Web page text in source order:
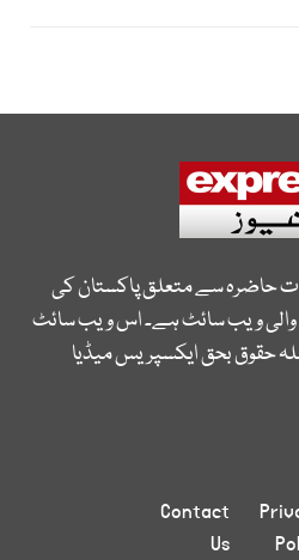
حاضرہ سے متعلق پاکستان کی
ویب سائٹ ہے۔ اس ویب سائٹ
حقوق بحق ایکسپریس میڈیا
Contact
Us